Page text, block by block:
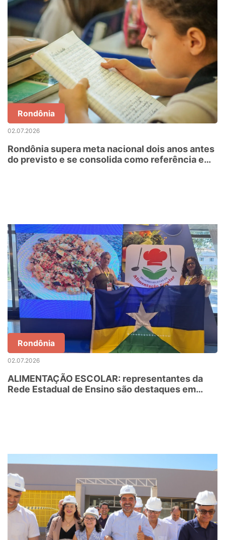
Rondônia
02.07.2026
Rondônia supera meta nacional dois anos antes
do previsto e se consolida como referência em
Rondônia
02.07.2026
ALIMENTAÇÃO ESCOLAR: representantes da
Rede Estadual de Ensino são destaques em